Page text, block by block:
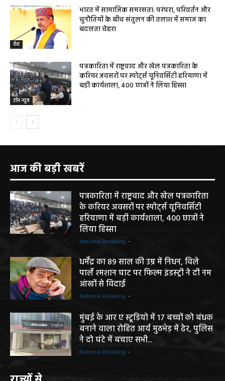
देश
भारत में सामाजिक समरसता: परंपरा, परिवर्तन और
चुनौतियों के बीच संतुलन की तलाश में समाज का
बदलता चेहरा
टॉप न्यूज
पत्रकारिता में राष्ट्रवाद और खेल पत्रकारिता के
करियर अवसरों पर स्पोर्ट्स यूनिवर्सिटी हरियाणा में
बड़ी कार्यशाला, 400 छात्रों ने लिया हिस्सा
आज की बड़ी खबरें
पत्रकारिता में राष्ट्रवाद और खेल पत्रकारिता
के करियर अवसरों पर स्पोर्ट्स यूनिवर्सिटी
हरियाणा में बड़ी कार्यशाला, 400 छात्रों ने
लिया हिस्सा
National Breaking -
धर्मेंद्र का 89 साल की उम्र में निधन, विले
पार्ले श्मशान घाट पर फिल्म इंडस्ट्री ने दी नम
आंखों से विदाई
National Breaking -
मुंबई के आर ए स्टूडियो में 17 बच्चों को बंधक
बनाने वाला रोहित आर्य मुठभेड़ में ढेर, पुलिस
ने दो घंटे में बचाए सभी...
National Breaking -